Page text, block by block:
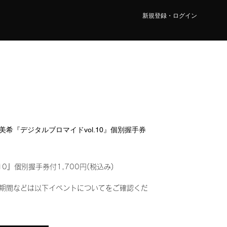
新規登録・ログイン
希『デジタルブロマイドvol.10』個別握手券
』個別握手券付1,700円(税込み)
間などは以下イベントについてをご確認くだ